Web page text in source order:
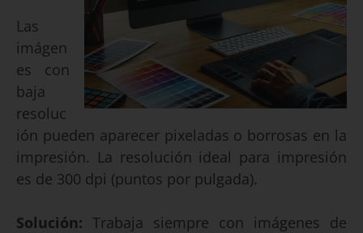
Las
imágen
es con
baja
resoluc
ión pueden aparecer pixeladas o borrosas en la
impresión. La resolución ideal para impresión
es de 300 dpi (puntos por pulgada).
Solución: Trabaja siempre con imágenes de